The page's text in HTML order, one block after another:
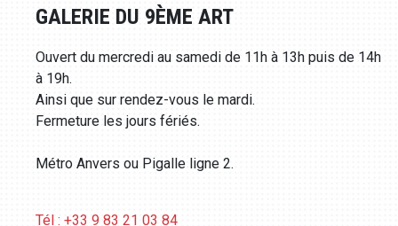
GALERIE DU 9ÈME ART
Ouvert du mercredi au samedi de 11h à 13h puis de 14h
à 19h.
Ainsi que sur rendez-vous le mardi.
Fermeture les jours fériés.
Métro Anvers ou Pigalle ligne 2.
Tél : +33 9 83 21 03 84